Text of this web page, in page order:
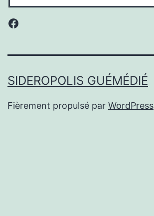
Facebook
SIDEROPOLIS GUÉMÉDIÉ
Fièrement propulsé par WordPress